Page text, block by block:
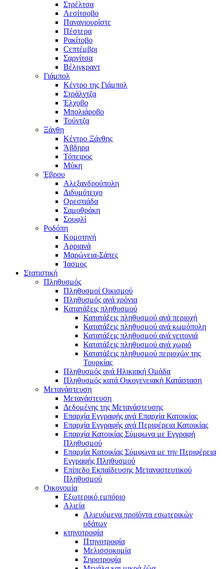
Στρέλτσα
Λεσίτσοβο
Παναγιουρίστε
Πέστερα
Ρακίτοβο
Сεπτέμβρι
Σαρνίτσα
Βέλιγκραντ
Γιάμπολ
Κέντρο της Γιάμπολ
Στράλντζα
Έλχοβο
Μπολιάροβο
Τούντζα
Ξάνθη
Κέντρο Ξάνθης
Άβδηρα
Τόπειρος
Μύκη
Έβρου
Αλεξανδρούπολη
Διδυμότειχο
Ορεστιάδα
Σαμοθράκη
Σουφλί
Ροδόπη
Κομοτηνή
Αρριανά
Μαρώνεια-Σάπες
Ίασμος
Στατιστική
Πληθυσμός
Πληθυσμοί Οικισμού
Πληθυσμός ανά χρόνια
Κατατάξεις πληθυσμού
Κατατάξεις πληθυσμού ανά περιοχή
Κατατάξεις πληθυσμού ανά κωμόπολη
Κατατάξεις πληθυσμού ανά γειτονιά
Κατατάξεις πληθυσμού ανά χωριό
Κατατάξεις πληθυσμού περιοχών της
Τουρκίας
Πληθυσμός ανά Ηλικιακή Ομάδα
Πληθυσμός κατά Οικογενειακή Κατάσταση
Μετανάστευση
Μετανάστευση
Δεδομένης της Μετανάστευσης
Επαρχία Εγγραφής ανά Επαρχία Κατοικίας
Επαρχία Εγγραφής ανά Περιφέρεια Κατοικίας
Επαρχία Κατοικίας Σύμφωνα με Εγγραφή
Πληθυσμού
Επαρχία Κατοικίας Σύμφωνα με την Περιφέρεια
Εγγραφής Πληθυσμού
Επίπεδο Εκπαίδευσης Μεταναστευτικού
Πληθυσμού
Οικονομία
Εξωτερικό εμπόριο
Αλιεία
Αλιευόμενα προϊόντα εσωτερικών
υδάτων
κτηνοτροφία
Πτηνοτροφία
Μελισσοκομία
Σηροτροφία